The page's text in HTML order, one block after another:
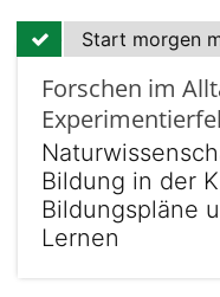
Start morgen
Forschen im
Bildung in der
Bildungspläne
Lernen